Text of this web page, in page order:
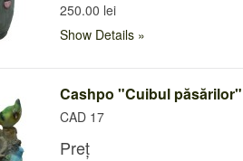
250.00 lei
Show Details
Cashpo "Cuibul păsărilor"
CAD 17
Preț